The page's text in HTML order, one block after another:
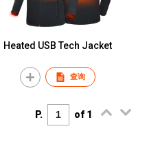
Heated USB Tech Jacket
查询
P. of 1